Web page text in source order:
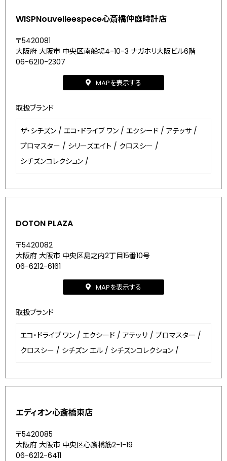
WISPNouvelleespece心斎橋仲庭時計店
〒5420081
大阪府 大阪市 中央区南船場4-10-3 ナガホリ大阪ビル6階
06-6210-2307
MAPを表示する
取扱ブランド
ザ・シチズン / エコ・ドライブ ワン / エクシード / アテッサ /
プロマスター / シリーズエイト / クロスシー /
シチズンコレクション /
DOTON PLAZA
〒5420082
大阪府 大阪市 中央区島之内2丁目15番10号
06-6212-6161
MAPを表示する
取扱ブランド
エコ・ドライブ ワン / エクシード / アテッサ / プロマスター /
クロスシー / シチズン エル / シチズンコレクション /
エディオン心斎橋東店
〒5420085
大阪府 大阪市 中央区心斎橋筋2-1-19
06-6212-6411